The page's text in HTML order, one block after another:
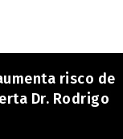
risco de
Dr. Rodrigo